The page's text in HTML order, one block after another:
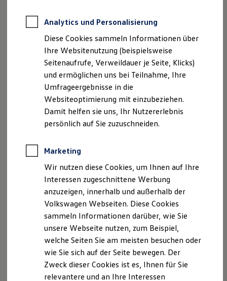
Professional Class bei Volkswagen
Behörden
Direktkunden
Sonderfahrzeuge
Anpfiff zum Gewinn
Elektromobilität
Elektroautos
ID. Tutorials
Elektrofahrzeugkonzepte
ID. EVERY1
Reichweite
Rekuperation
Laden unterwegs
Laden Zuhause
Ladestationen finden
Ladezeitensimulator
Batterie
Sicherheit
Nachhaltigkeit
Technologie
Kosten und Kauf
Kaufoptionen
E-Auto-Förderung
Der neue ID.3 Neo
So geht neu. Klar im Design. Stark im Alltag.
Entdecken Sie jetzt den neuen ID.3 Neo!
Mehr zum ID.3 Neo erfahren
Analytics und Personalisierung
Diese Cookies sammeln Informationen über
Ihre Websitenutzung (beispielsweise
Seitenaufrufe, Verweildauer je Seite, Klicks)
und ermöglichen uns bei Teilnahme, Ihre
Umfrageergebnisse in die
Websiteoptimierung mit einzubeziehen.
Damit helfen sie uns, Ihr Nutzererlebnis
persönlich auf Sie zuzuschneiden.
Marketing
Wir nutzen diese Cookies, um Ihnen auf Ihre
Interessen zugeschnittene Werbung
anzuzeigen, innerhalb und außerhalb der
Volkswagen Webseiten. Diese Cookies
sammeln Informationen darüber, wie Sie
unsere Webseite nutzen, zum Beispiel,
welche Seiten Sie am meisten besuchen oder
wie Sie sich auf der Seite bewegen. Der
Zweck dieser Cookies ist es, Ihnen für Sie
relevantere und an Ihre Interessen